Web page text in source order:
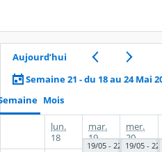
Aujourd’hui
Semaine 21 - du 18 au 24 Mai
Mois
19/05 - 22/0519/05 -
lun.
18
mar.
19
mer.
20